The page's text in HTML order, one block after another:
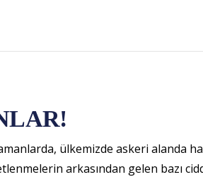
ülkemizde askeri alanda
arkasından gelen bazı